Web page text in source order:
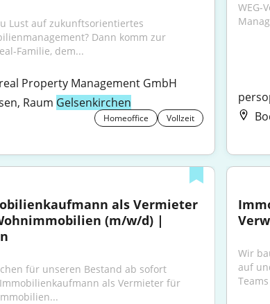
Lust auf zukunftsorientiertes
Dann komm zur
Familie, dem...
Property Management GmbH
Raum Gelsenkirchen
Homeoffice Vollzeit
WEG-
als Vermieter
(m/w/d) |
für unseren Bestand ab sofort
als Vermieter für
Wir
auf